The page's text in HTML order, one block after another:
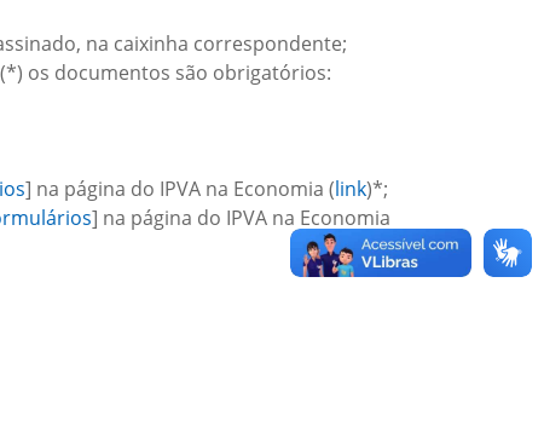
na caixinha correspondente;
os documentos são obrigatórios:
] na página do IPVA na Economia (link)*;
] na página do IPVA na Economia